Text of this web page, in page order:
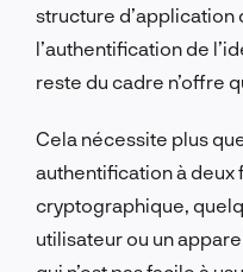
structure d’application
l’authentification de
reste du cadre n’offre
Cela nécessite plus
authentification à deux
cryptographique,
utilisateur ou un